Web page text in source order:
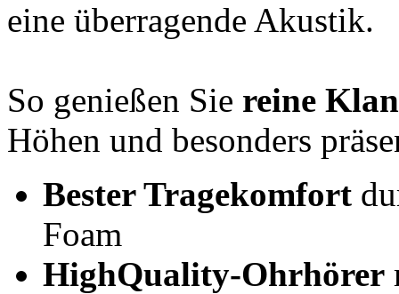
eine überragende Akustik.
So genießen Sie reine
Höhen und besonders
Bester Tragekomfort
Foam
HighQuality-Ohrhörer